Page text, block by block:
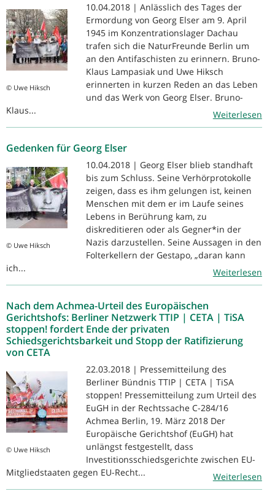
© Uwe Hiksch
10.04.2018 | Anlässlich des Tages der
Ermordung von Georg Elser am 9. April
1945 im Konzentrationslager Dachau
trafen sich die NaturFreunde Berlin um
an den Antifaschisten zu erinnern. Bruno-
Klaus Lampasiak und Uwe Hiksch
erinnerten in kurzen Reden an das Leben
und das Werk von Georg Elser. Bruno-
Klaus...
Weiterlesen
Gedenken für Georg Elser
© Uwe Hiksch
10.04.2018 | Georg Elser blieb standhaft
bis zum Schluss. Seine Verhörprotokolle
zeigen, dass es ihm gelungen ist, keinen
Menschen mit dem er im Laufe seines
Lebens in Berührung kam, zu
diskreditieren oder als Gegner*in der
Nazis darzustellen. Seine Aussagen in den
Folterkellern der Gestapo, „daran kann
ich...
Weiterlesen
Nach dem Achmea-Urteil des Europäischen
Gerichtshofs: Berliner Netzwerk TTIP | CETA | TiSA
stoppen! fordert Ende der privaten
Schiedsgerichtsbarkeit und Stopp der Ratifizierung
von CETA
© Uwe Hiksch
22.03.2018 | Pressemitteilung des
Berliner Bündnis TTIP | CETA | TiSA
stoppen! Pressemitteilung zum Urteil des
EuGH in der Rechtssache C-284/16
Achmea Berlin, 19. März 2018 Der
Europäische Gerichtshof (EuGH) hat
unlängst festgestellt, dass
Investitionsschiedsgerichte zwischen EU-
Mitgliedstaaten gegen EU-Recht...
Weiterlesen